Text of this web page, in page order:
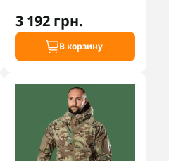
3 192 грн.
В корзину